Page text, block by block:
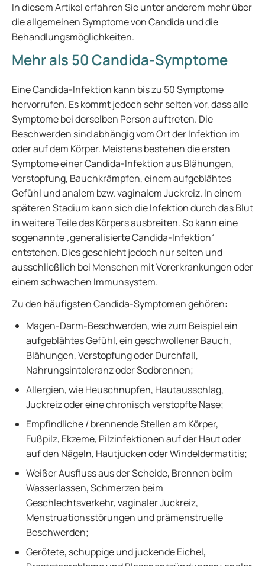
In diesem Artikel erfahren Sie unter anderem mehr über
die allgemeinen Symptome von Candida und die
Behandlungsmöglichkeiten.
Mehr als 50 Candida-Symptome
Eine Candida-Infektion kann bis zu 50 Symptome
hervorrufen. Es kommt jedoch sehr selten vor, dass alle
Symptome bei derselben Person auftreten. Die
Beschwerden sind abhängig vom Ort der Infektion im
oder auf dem Körper. Meistens bestehen die ersten
Symptome einer Candida-Infektion aus Blähungen,
Verstopfung, Bauchkrämpfen, einem aufgeblähtes
Gefühl und analem bzw. vaginalem Juckreiz. In einem
späteren Stadium kann sich die Infektion durch das Blut
in weitere Teile des Körpers ausbreiten. So kann eine
sogenannte „generalisierte Candida-Infektion“
entstehen. Dies geschieht jedoch nur selten und
ausschließlich bei Menschen mit Vorerkrankungen oder
einem schwachen Immunsystem.
Zu den häufigsten Candida-Symptomen gehören:
Magen-Darm-Beschwerden, wie zum Beispiel ein
aufgeblähtes Gefühl, ein geschwollener Bauch,
Blähungen, Verstopfung oder Durchfall,
Nahrungsintoleranz oder Sodbrennen;
Allergien, wie Heuschnupfen, Hautausschlag,
Juckreiz oder eine chronisch verstopfte Nase;
Empfindliche / brennende Stellen am Körper,
Fußpilz, Ekzeme, Pilzinfektionen auf der Haut oder
auf den Nägeln, Hautjucken oder Windeldermatitis;
Weißer Ausfluss aus der Scheide, Brennen beim
Wasserlassen, Schmerzen beim
Geschlechtsverkehr, vaginaler Juckreiz,
Menstruationsstörungen und prämenstruelle
Beschwerden;
Gerötete, schuppige und juckende Eichel,